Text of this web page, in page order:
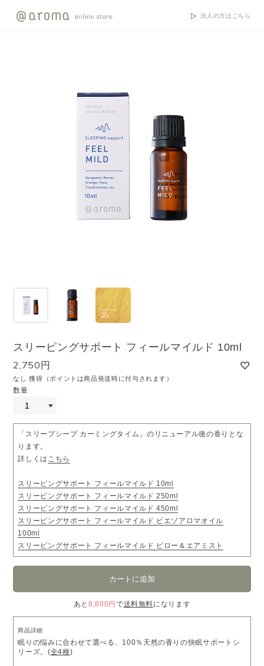
法人の方はこちら
スリーピングサポート フィールマイルド 10ml
2,750円
なし 獲得（ポイントは商品発送時に付与されます）
数量
「スリープシープ カーミングタイム」のリニューアル後の香りとな
ります。
詳しくは こちら
スリーピングサポート フィールマイルド 10ml
スリーピングサポート フィールマイルド 250ml
スリーピングサポート フィールマイルド 450ml
スリーピングサポート フィールマイルド ピエゾアロマオイル
100ml
スリーピングサポート フィールマイルド ピロー＆エアミスト
あと8,800円 で送料無料になります
商品詳細
眠りの悩みに合わせて選べる、100％天然の香りの快眠サポートシ
リーズ。(全4種)